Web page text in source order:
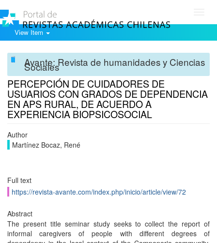
View Item
Avante: Revista de humanidades y Ciencias
Sociales
PERCEPCIÓN DE CUIDADORES DE
USUARIOS CON GRADOS DE DEPENDENCIA
EN APS RURAL, DE ACUERDO A
EXPERIENCIA BIOPSICOSOCIAL
Author
Martínez Bocaz, René
Full text
https://revista-avante.com/index.php/inicio/article/view/72
Abstract
The present title seminar study seeks to collect the report of
informal caregivers of people with different degrees of